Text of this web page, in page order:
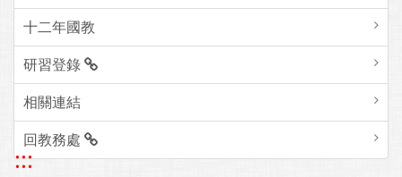
十二年國教
研習登錄
相關連結
回教務處
:::